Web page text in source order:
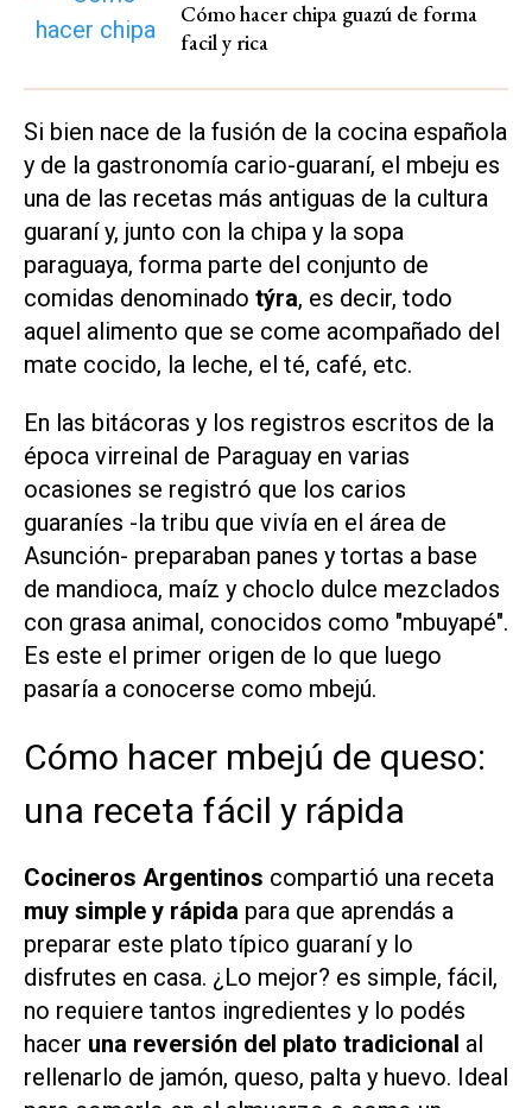
Cómo hacer chipa guazú de forma
facil y rica
Si bien nace de la fusión de la cocina española
y de la gastronomía cario-guaraní, el mbeju es
una de las recetas más antiguas de la cultura
guaraní y, junto con la chipa y la sopa
paraguaya, forma parte del conjunto de
comidas denominado týra, es decir, todo
aquel alimento que se come acompañado del
mate cocido, la leche, el té, café, etc.
En las bitácoras y los registros escritos de la
época virreinal de Paraguay en varias
ocasiones se registró que los carios
guaraníes -la tribu que vivía en el área de
Asunción- preparaban panes y tortas a base
de mandioca, maíz y choclo dulce mezclados
con grasa animal, conocidos como "mbuyapé".
Es este el primer origen de lo que luego
pasaría a conocerse como mbejú.
Cómo hacer mbejú de queso:
una receta fácil y rápida
Cocineros Argentinos compartió una receta
muy simple y rápida para que aprendás a
preparar este plato típico guaraní y lo
disfrutes en casa. ¿Lo mejor? es simple, fácil,
no requiere tantos ingredientes y lo podés
hacer una reversión del plato tradicional al
rellenarlo de jamón, queso, palta y huevo. Ideal